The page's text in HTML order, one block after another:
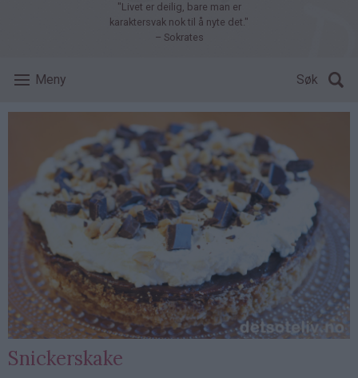
"Livet er deilig, bare man er
karaktersvak nok til å nyte det."
– Sokrates
Meny Søk
Snickerskake